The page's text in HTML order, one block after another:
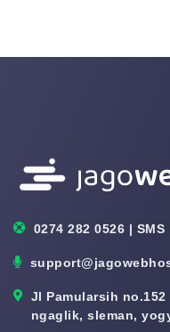
0274 282 0526 |
Jl Pamularsih
ngaglik, sleman,